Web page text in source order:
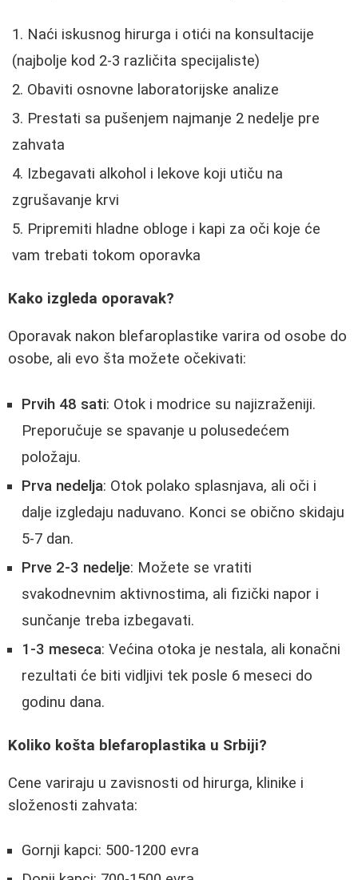
Naći iskusnog hirurga i otići na konsultacije
(najbolje kod 2-3 različita specijaliste)
Obaviti osnovne laboratorijske analize
Prestati sa pušenjem najmanje 2 nedelje pre
zahvata
Izbegavati alkohol i lekove koji utiču na
zgrušavanje krvi
Pripremiti hladne obloge i kapi za oči koje će
vam trebati tokom oporavka
Kako izgleda oporavak?
Oporavak nakon blefaroplastike varira od osobe do
osobe, ali evo šta možete očekivati:
Prvih 48 sati: Otok i modrice su najizraženiji.
Preporučuje se spavanje u polusedećem
položaju.
Prva nedelja: Otok polako splasnjava, ali oči i
dalje izgledaju naduvano. Konci se obično skidaju
5-7 dan.
Prve 2-3 nedelje: Možete se vratiti
svakodnevnim aktivnostima, ali fizički napor i
sunčanje treba izbegavati.
1-3 meseca: Većina otoka je nestala, ali konačni
rezultati će biti vidljivi tek posle 6 meseci do
godinu dana.
Koliko košta blefaroplastika u Srbiji?
Cene variraju u zavisnosti od hirurga, klinike i
složenosti zahvata:
Gornji kapci: 500-1200 evra